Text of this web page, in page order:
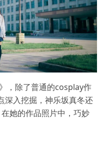
，除了普通的cosplay作
深入挖掘，神乐坂真冬还
她的作品照片中，巧妙